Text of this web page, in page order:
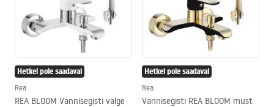
Hetkel pole saadaval
Rea
REA BLOOM Vannisegisti valge
Hetkel pole saadaval
Rea
Vannisegisti REA BLOOM must